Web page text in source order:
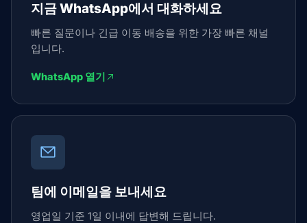
지금 WhatsApp에서 대화하세요
빠른 질문이나 긴급 이동 배송을 위한 가장 빠른 채널
입니다.
WhatsApp 열기
팀에 이메일을 보내세요
영업일 기준 1일 이내에 답변해 드립니다.